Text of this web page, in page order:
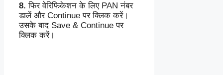
8. फिर वेरिफिकेशन के लिए PAN नंबर
डालें और Continue पर क्लिक करें।
उसके बाद Save & Continue पर
क्लिक करें।